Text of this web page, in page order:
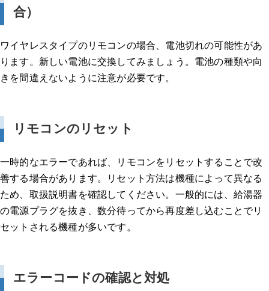
合）
ワイヤレスタイプのリモコンの場合、電池切れの可能性があ
ります。新しい電池に交換してみましょう。電池の種類や向
きを間違えないように注意が必要です。
リモコンのリセット
一時的なエラーであれば、リモコンをリセットすることで改
善する場合があります。リセット方法は機種によって異なる
ため、取扱説明書を確認してください。一般的には、給湯器
の電源プラグを抜き、数分待ってから再度差し込むことでリ
セットされる機種が多いです。
エラーコードの確認と対処